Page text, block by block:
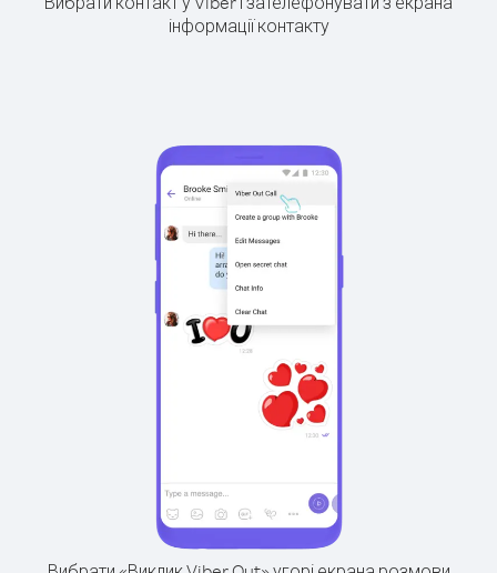
інформації контакту